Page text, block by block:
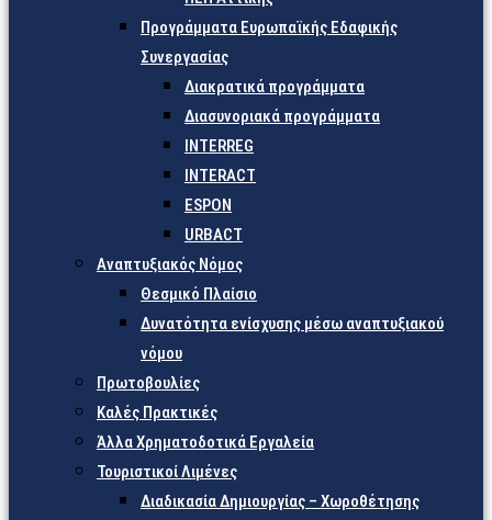
Προγράμματα Ευρωπαϊκής Εδαφικής
Συνεργασίας
Διακρατικά προγράμματα
Διασυνοριακά προγράμματα
INTERREG
INTERACT
ESPON
URBACT
Αναπτυξιακός Νόμος
Θεσμικό Πλαίσιο
Δυνατότητα ενίσχυσης μέσω αναπτυξιακού
νόμου
Πρωτοβουλίες
Καλές Πρακτικές
Άλλα Χρηματοδοτικά Εργαλεία
Τουριστικοί Λιμένες
Διαδικασία Δημιουργίας – Χωροθέτησης